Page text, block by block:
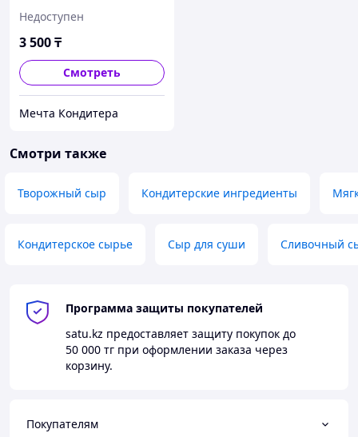
Недоступен
3 500₸
Смотреть
Мечта Кондитера
Смотри также
Творожный сыр Кондитерские ингредиенты
Кондитерское сырье Сыр для суши Сливочный
Программа защиты покупателей
satu.kz предоставляет защиту покупок до
50 000 тг при оформлении заказа через
корзину.
Покупателям